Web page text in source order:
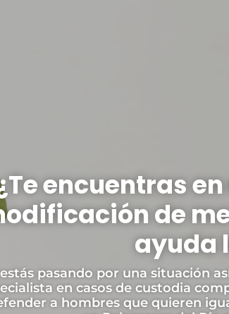
encuentras
de
ayuda
pasando por una situación
en casos de custodia
a hombres que quieren